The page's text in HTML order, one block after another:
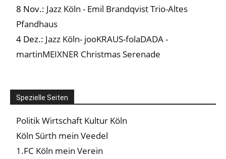
8 Nov.: Jazz Köln - Emil Brandqvist Trio-Altes
Pfandhaus
4 Dez.: Jazz Köln- jooKRAUS-folaDADA -
martinMEIXNER Christmas Serenade
Spezielle Seiten
Politik Wirtschaft Kultur Köln
Köln Sürth mein Veedel
1.FC Köln mein Verein